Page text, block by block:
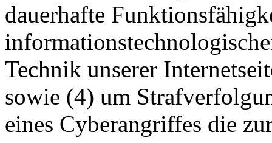
dauerhafte
Technik unserer
sowie (4) um
eines Cyberangriffes die